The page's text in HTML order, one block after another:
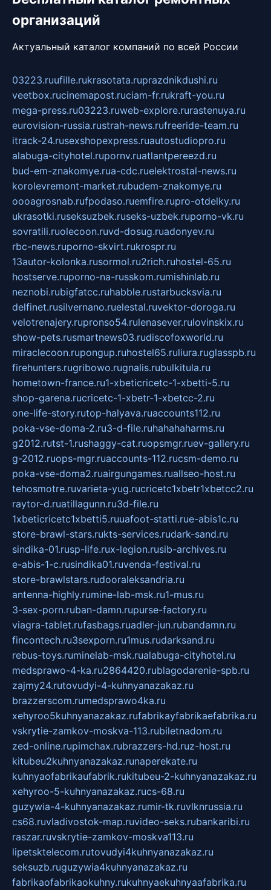
организаций
Актуальный каталог компаний по всей России
03223.ruufille.rukrasotata.ruprazdnikdushi.ru
veetbox.rucinemapost.ruciam-fr.rukraft-you.ru
mega-press.ru03223.ruweb-explore.rurastenuya.ru
eurovision-russia.rustrah-news.rufreeride-team.ru
itrack-24.rusexshopexpress.ruautostudiopro.ru
alabuga-cityhotel.rupornv.ruatlantpereezd.ru
bud-em-znakomye.rua-cdc.ruelektrostal-news.ru
korolevremont-market.rubudem-znakomye.ru
oooagrosnab.rufpodaso.ruemfire.rupro-otdelky.ru
ukrasotki.ruseksuzbek.ruseks-uzbek.ruporno-vk.ru
sovratili.ruolecoon.ruvd-dosug.ruadonyev.ru
rbc-news.ruporno-skvirt.rukrospr.ru
13autor-kolonka.rusormol.ru2rich.ruhostel-65.ru
hostserve.ruporno-na-russkom.rumishinlab.ru
neznobi.rubigfatcc.ruhabble.rustarbucksvia.ru
delfinet.rusilvernano.ruelestal.ruvektor-doroga.ru
velotrenajery.rupronso54.rulenasever.rulovinskix.ru
show-pets.rusmartnews03.rudiscofoxworld.ru
miraclecoon.rupongup.ruhostel65.ruliura.ruglasspb.ru
firehunters.rugribowo.rugnalis.rubulkitula.ru
hometown-france.ru1-xbeticricetc-1-xbetti-5.ru
shop-garena.rucricetc-1-xbetr-1-xbetcc-2.ru
one-life-story.rutop-halyava.ruaccounts112.ru
poka-vse-doma-2.ru3-d-file.ruhahahaharms.ru
g2012.rutst-1.rushaggy-cat.ruopsmgr.ruev-gallery.ru
g-2012.ruops-mgr.ruaccounts-112.rucsm-demo.ru
poka-vse-doma2.ruairgungames.ruallseo-host.ru
tehosmotre.ruvarieta-yug.rucricetc1xbetr1xbetcc2.ru
raytor-d.ruatillagunn.ru3d-file.ru
1xbeticricetc1xbetti5.ruuafoot-statti.rue-abis1c.ru
store-brawl-stars.rukts-services.rudark-sand.ru
sindika-01.rusp-life.rux-legion.rusib-archives.ru
e-abis-1-c.rusindika01.ruvenda-festival.ru
store-brawlstars.rudooraleksandria.ru
antenna-highly.rumine-lab-msk.ru1-mus.ru
3-sex-porn.ruban-damn.rupurse-factory.ru
viagra-tablet.rufasbags.ruadler-jun.rubandamn.ru
fincontech.ru3sexporn.ru1mus.rudarksand.ru
rebus-toys.ruminelab-msk.rualabuga-cityhotel.ru
medsprawo-4-ka.ru2864420.rublagodarenie-spb.ru
zajmy24.rutovudyi-4-kuhnyanazakaz.ru
brazzerscom.rumedsprawo4ka.ru
xehyroo5kuhnyanazakaz.rufabrikayfabrikaefabrika.ru
vskrytie-zamkov-moskva-113.rubiletnadom.ru
zed-online.rupimchax.rubrazzers-hd.ruz-host.ru
kitubeu2kuhnyanazakaz.runaperekate.ru
kuhnyaofabrikaufabrik.rukitubeu-2-kuhnyanazakaz.ru
xehyroo-5-kuhnyanazakaz.rucs-68.ru
guzywia-4-kuhnyanazakaz.rumir-tk.ruvlknrussia.ru
cs68.ruvladivostok-map.ruvideo-seks.rubankaribi.ru
raszar.ruvskrytie-zamkov-moskva113.ru
lipetsktelecom.rutovudyi4kuhnyanazakaz.ru
seksuzb.ruguzywia4kuhnyanazakaz.ru
fabrikaofabrikaokuhny.rukuhnyaekuhnyaafabrika.ru